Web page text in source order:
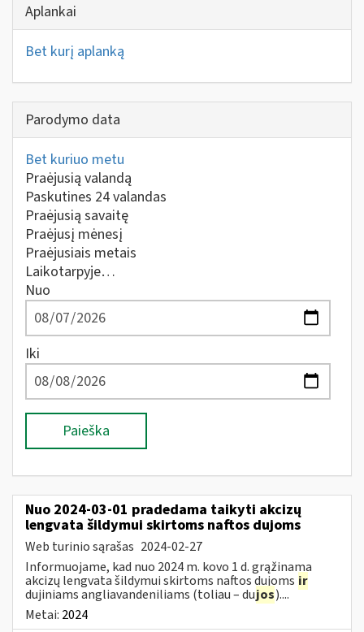
Aplankai
Bet kurį aplanką
Parodymo data
Bet kuriuo metu
Praėjusią valandą
Paskutines 24 valandas
Praėjusią savaitę
Praėjusį mėnesį
Praėjusiais metais
Laikotarpyje…
Nuo
Iki
Paieška
Nuo 2024-03-01 pradedama taikyti akcizų
lengvata šildymui skirtoms naftos dujoms
Web turinio sąrašas 2024-02-27
Informuojame, kad nuo 2024 m. kovo 1 d. grąžinama
akcizų lengvata šildymui skirtoms naftos dujoms ir
dujiniams angliavandeniliams (toliau – dujos)....
Metai: 2024